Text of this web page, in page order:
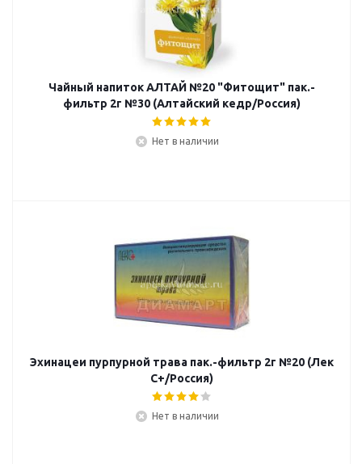
Чайный напиток АЛТАЙ №20 "Фитощит" пак.-
фильтр 2г №30 (Алтайский кедр/Россия)
Нет в наличии
Эхинацеи пурпурной трава пак.-фильтр 2г №20 (Лек
С+/Россия)
Нет в наличии